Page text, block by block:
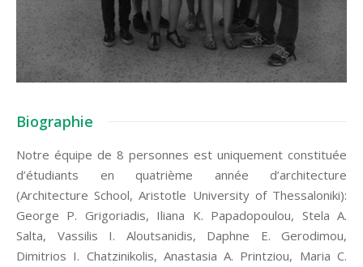
Biographie
Notre équipe de 8 personnes est uniquement constituée
d’étudiants en quatrième année d’architecture
(Architecture School, Aristotle University of Thessaloniki):
George P. Grigoriadis, Iliana K. Papadopoulou, Stela A.
Salta, Vassilis I. Aloutsanidis, Daphne E. Gerodimou,
Dimitrios I. Chatzinikolis, Anastasia A. Printziou, Maria C.